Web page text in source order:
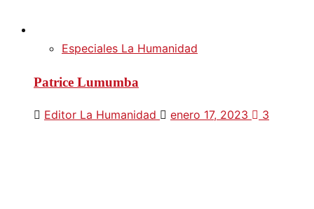
Especiales La Humanidad
Patrice Lumumba
Editor La Humanidad enero 17, 2023 3